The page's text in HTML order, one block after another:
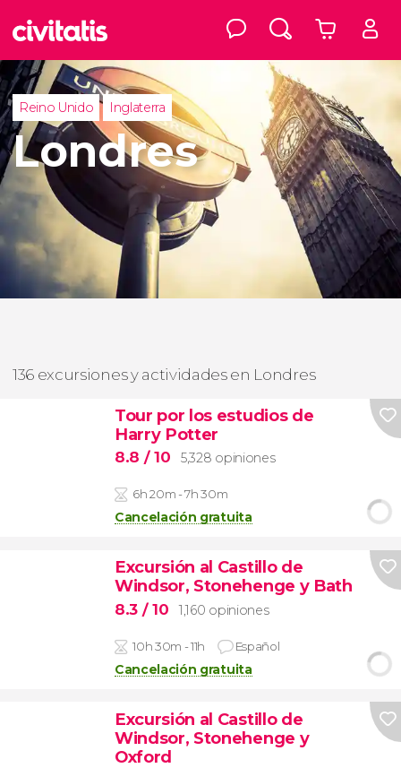
Reino Unido Inglaterra
Londres
136 excursiones y actividades en Londres
Tour por los estudios de
Harry Potter
8.8 / 10 5,328 opiniones
6h 20m - 7h 30m
Cancelación gratuita
Excursión al Castillo de
Windsor, Stonehenge y Bath
8.3 / 10 1,160 opiniones
10h 30m - 11h Español
Cancelación gratuita
Excursión al Castillo de
Windsor, Stonehenge y
Oxford